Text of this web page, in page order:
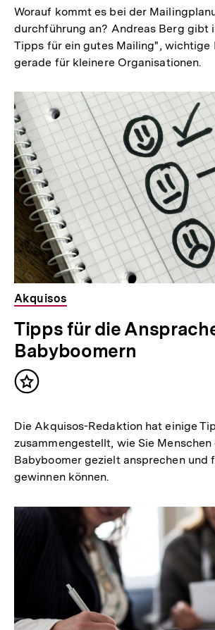
Worauf kommt es bei der
durchführung an? Andreas Berg gibt
Tipps für ein gutes Mailing", wichtige
gerade für kleinere Organisationen.
Akquisos
Tipps für die
Babyboomern
Inhalt
Die Akquisos-Redaktion hat einige
zusammengestellt, wie Sie
Babyboomer gezielt ansprechen und
gewinnen können.